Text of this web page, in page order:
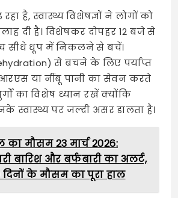
है, स्वास्थ्य विशेषज्ञों ने लोगों को
दी है। विशेषकर दोपहर 12 बजे से
सीधे धूप में निकलने से बचें।
से बचने के लिए पर्याप्त
या नींबू पानी का सेवन करते
का विशेष ध्यान रखें क्योंकि
स्वास्थ्य पर जल्दी असर डालता है।
मौसम 23 मार्च 2026:
बारिश और बर्फबारी का अलर्ट,
के मौसम का पूरा हाल